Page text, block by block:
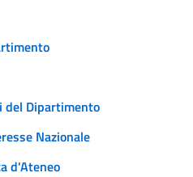
del Dipartimento
Nazionale
d'Ateneo